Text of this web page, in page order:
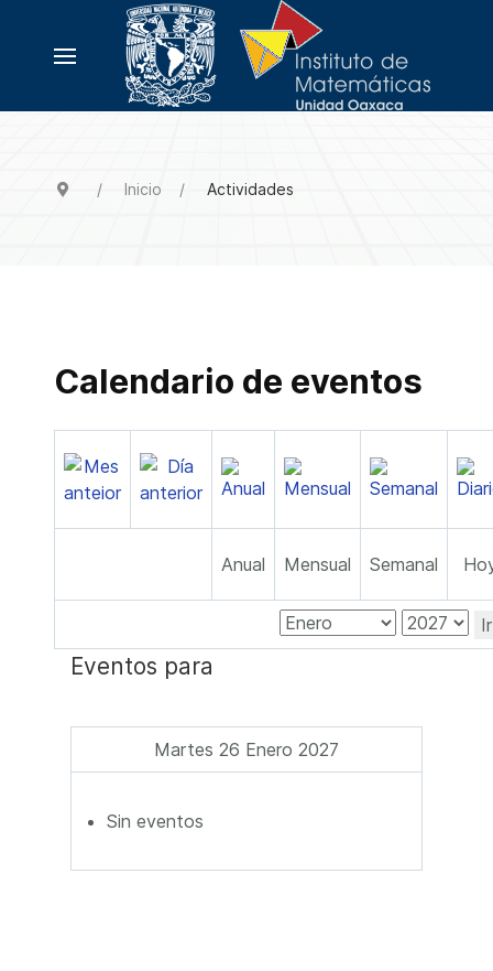
Inicio Actividades
Calendario de eventos
Anual Mensual Semanal
Eventos para
Martes 26 Enero 2027
Sin eventos